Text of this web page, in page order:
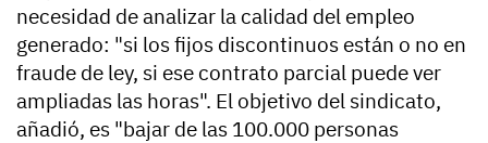
necesidad de analizar la calidad del empleo
generado: "si los fijos discontinuos están o no en
fraude de ley, si ese contrato parcial puede ver
ampliadas las horas". El objetivo del sindicato,
añadió, es "bajar de las 100.000 personas